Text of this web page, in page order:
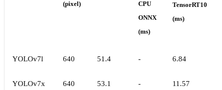
(pixel)
CPU
ONNX
(ms)
TensorRT10
(ms)
YOLOv7l 640 51.4 - 6.84
YOLOv7x 640 53.1 - 11.57